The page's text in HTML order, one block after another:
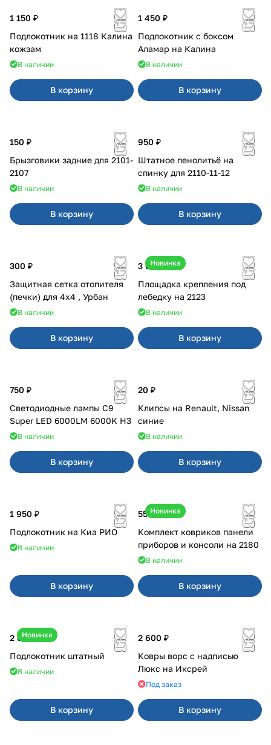
1 150 ₽
Подлокотник на 1118 Калина
кожзам
В наличии
В корзину
1 450 ₽
Подлокотник с боксом
Аламар на Калина
В наличии
В корзину
150 ₽
Брызговики задние для 2101-
2107
В наличии
В корзину
950 ₽
Штатное пенолитьё на
спинку для 2110-11-12
В наличии
В корзину
300 ₽
Защитная сетка отопителя
(печки) для 4x4 , Урбан
В наличии
В корзину
Новинка
3 600 ₽
Площадка крепления под
лебедку на 2123
В наличии
В корзину
750 ₽
Светодиодные лампы C9
Super LED 6000LM 6000K H3
В наличии
В корзину
20 ₽
Клипсы на Renault, Nissan
синие
В наличии
В корзину
1 950 ₽
Подлокотник на Киа РИО
В наличии
В корзину
Новинка
550 ₽
Комплект ковриков панели
приборов и консоли на 2180
В наличии
В корзину
Новинка
2 600 ₽
Подлокотник штатный
В наличии
В корзину
2 600 ₽
Ковры ворс с надписью
Люкс на Иксрей
Под заказ
В корзину